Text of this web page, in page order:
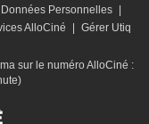
Données Personnelles
AlloCiné
Gérer Utiq
sur le numéro AlloCiné :